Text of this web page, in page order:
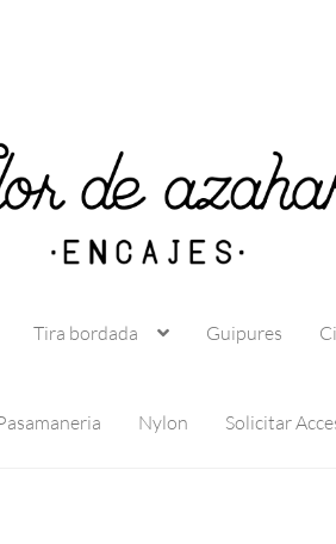
Tira bordada Guipures
Nylon Solicitar